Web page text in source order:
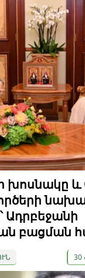
խոսնակը
Ադրբեջանի
բացման
30